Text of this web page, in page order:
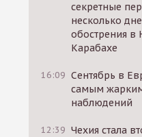
секретные
несколько
обострения в
Карабахе
16:09 Сентябрь в
самым
наблюдений
12:39 Чехия стала